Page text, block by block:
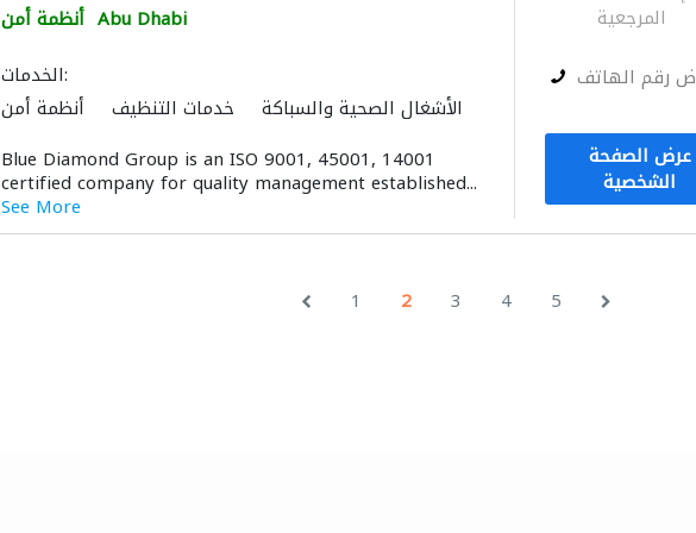
أنظمة أمن Abu Dhabi
الخدمات:
أنظمة أمن
خدمات التنظيف الأشغال الصحية والسباكة
الديكور الداخلي
Blue Diamond Group is an ISO 9001, 45001, 14001
certified company for quality management established...
See More
المرجعية
رقم الهاتف
عرض الصفحة
الشخصية
1 2 3 4 5